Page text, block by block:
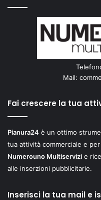
Mail:
Fai crescere la tua
Pianura24 è un ottimo
tua attività commerciale e
Numerouno Multiservizi e
alle inserzioni pubblicitarie.
Inserisci la tua mail e